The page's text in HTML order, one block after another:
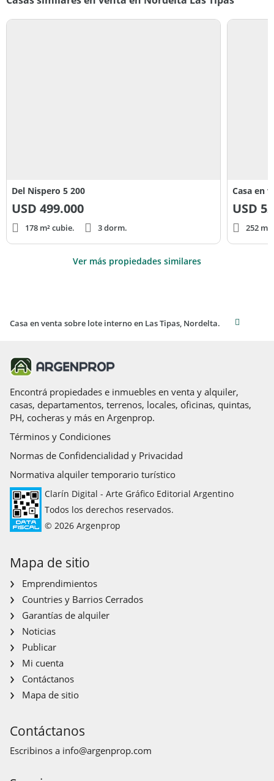
Del Nispero 5 200
USD 499.000
178 m² cubie. 3 dorm.
Casa en
USD
252
Ver más propiedades similares
Casa en venta sobre lote interno en Las Tipas, Nordelta.
Encontrá propiedades e inmuebles en venta y alquiler,
casas, departamentos, terrenos, locales, oficinas, quintas,
PH, cocheras y más en Argenprop.
Términos y Condiciones
Normas de Confidencialidad y Privacidad
Normativa alquiler temporario turístico
Clarín Digital - Arte Gráfico Editorial Argentino
Todos los derechos reservados.
© 2026 Argenprop
Mapa de sitio
Emprendimientos
Countries y Barrios Cerrados
Garantías de alquiler
Noticias
Publicar
Mi cuenta
Contáctanos
Mapa de sitio
Contáctanos
Escribinos a info@argenprop.com